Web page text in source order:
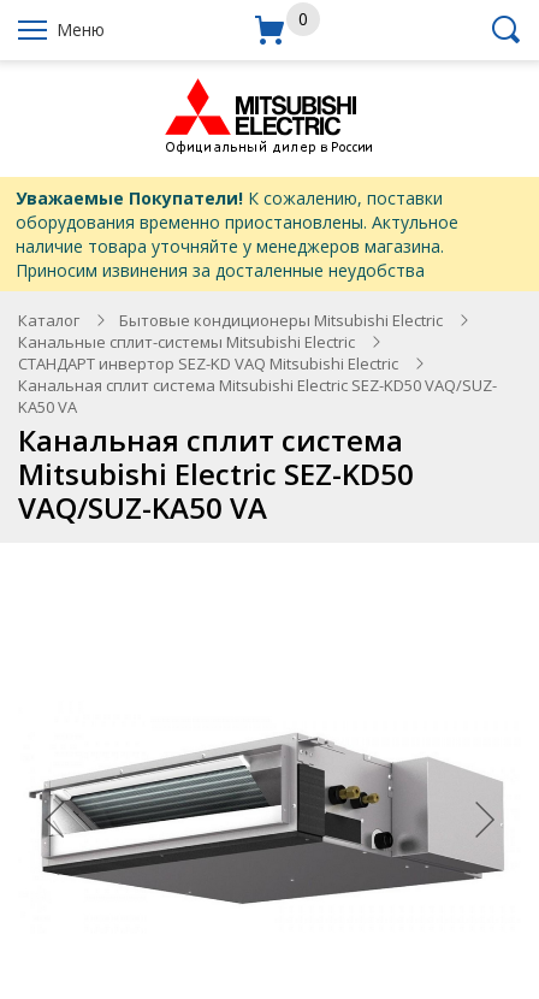
Меню 0
Уважаемые Покупатели!К сожалению, поставки
оборудования временно приостановлены. Актульное
наличие товара уточняйте у менеджеров магазина.
Приносим извинения за досталенные неудобства
Каталог
Бытовые кондиционеры Mitsubishi Electric
Канальные сплит-системы Mitsubishi Electric
СТАНДАРТ инвертор SEZ-KD VAQ Mitsubishi Electric
Канальная сплит система Mitsubishi Electric SEZ-KD50 VAQ/SUZ-
KA50 VA
Канальная сплит система
Mitsubishi Electric SEZ-KD50
VAQ/SUZ-KA50 VA